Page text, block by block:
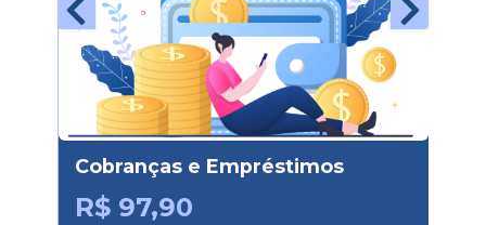
Cobranças e Empréstimos
R$ 97,90